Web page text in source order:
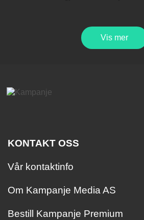
Vis mer
KONTAKT OSS
Vår kontaktinfo
Om Kampanje Media AS
Bestill Kampanje Premium